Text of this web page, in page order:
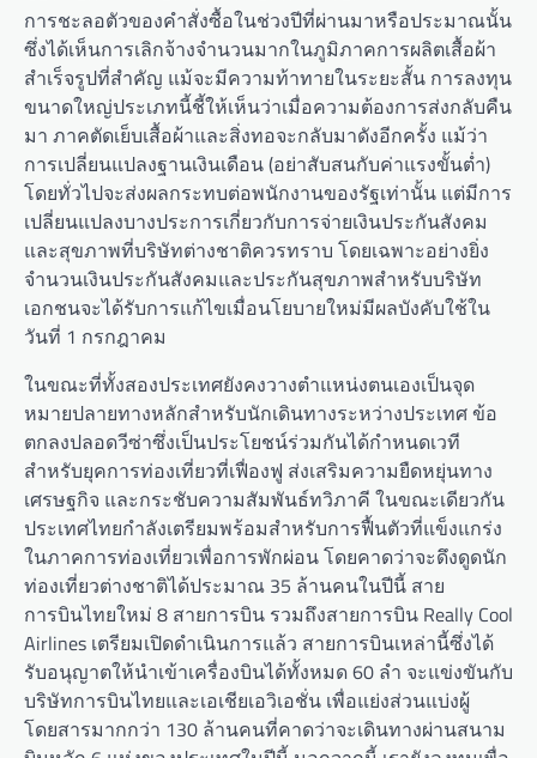
การชะลอตัวของคำสั่งซื้อในช่วงปีที่ผ่านมาหรือประมาณนั้น
ซึ่งได้เห็นการเลิกจ้างจำนวนมากในภูมิภาคการผลิตเสื้อผ้า
สำเร็จรูปที่สำคัญ แม้จะมีความท้าทายในระยะสั้น การลงทุน
ขนาดใหญ่ประเภทนี้ชี้ให้เห็นว่าเมื่อความต้องการส่งกลับคืน
มา ภาคตัดเย็บเสื้อผ้าและสิ่งทอจะกลับมาดังอีกครั้ง แม้ว่า
การเปลี่ยนแปลงฐานเงินเดือน (อย่าสับสนกับค่าแรงขั้นต่ำ)
โดยทั่วไปจะส่งผลกระทบต่อพนักงานของรัฐเท่านั้น แต่มีการ
เปลี่ยนแปลงบางประการเกี่ยวกับการจ่ายเงินประกันสังคม
และสุขภาพที่บริษัทต่างชาติควรทราบ โดยเฉพาะอย่างยิ่ง
จำนวนเงินประกันสังคมและประกันสุขภาพสำหรับบริษัท
เอกชนจะได้รับการแก้ไขเมื่อนโยบายใหม่มีผลบังคับใช้ใน
วันที่ 1 กรกฎาคม
ในขณะที่ทั้งสองประเทศยังคงวางตำแหน่งตนเองเป็นจุด
หมายปลายทางหลักสำหรับนักเดินทางระหว่างประเทศ ข้อ
ตกลงปลอดวีซ่าซึ่งเป็นประโยชน์ร่วมกันได้กำหนดเวที
สำหรับยุคการท่องเที่ยวที่เฟื่องฟู ส่งเสริมความยืดหยุ่นทาง
เศรษฐกิจ และกระชับความสัมพันธ์ทวิภาคี ในขณะเดียวกัน
ประเทศไทยกำลังเตรียมพร้อมสำหรับการฟื้นตัวที่แข็งแกร่ง
ในภาคการท่องเที่ยวเพื่อการพักผ่อน โดยคาดว่าจะดึงดูดนัก
ท่องเที่ยวต่างชาติได้ประมาณ 35 ล้านคนในปีนี้ สาย
การบินไทยใหม่ 8 สายการบิน รวมถึงสายการบิน Really Cool
Airlines เตรียมเปิดดำเนินการแล้ว สายการบินเหล่านี้ซึ่งได้
รับอนุญาตให้นำเข้าเครื่องบินได้ทั้งหมด 60 ลำ จะแข่งขันกับ
บริษัทการบินไทยและเอเชียเอวิเอชั่น เพื่อแย่งส่วนแบ่งผู้
โดยสารมากกว่า 130 ล้านคนที่คาดว่าจะเดินทางผ่านสนาม